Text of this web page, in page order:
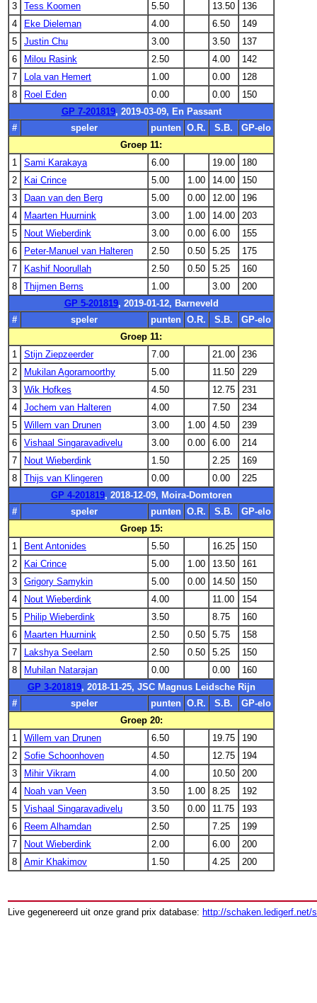
3
Tess Koomen 5.50 13.50
136
4
Eke Dieleman 4.00 6.50
149
5
Justin Chu 3.00 3.50
137
6
Milou Rasink 2.50 4.00
142
7
Lola van Hemert 1.00 0.00
128
8
Roel Eden 0.00 0.00
150
GP 7-201819, 2019-03-09, En Passant
#
speler punten O.R. S.B.
GP-elo
Groep 11:
1
Sami Karakaya 6.00 19.00
180
2
Kai Crince 5.00 1.00 14.00
150
3
Daan van den Berg 5.00 0.00 12.00
196
4
Maarten Huurnink 3.00 1.00 14.00
203
5
Nout Wieberdink 3.00 0.00 6.00
155
6
Peter-Manuel van Halteren 2.50 0.50 5.25
175
7
Kashif Noorullah 2.50 0.50 5.25
160
8
Thijmen Berns 1.00 3.00
200
GP 5-201819, 2019-01-12, Barneveld
#
speler punten O.R. S.B.
GP-elo
Groep 11:
1
Stijn Ziepzeerder 7.00 21.00
236
2
Mukilan Agoramoorthy 5.00 11.50
229
3
Wik Hofkes 4.50 12.75
231
4
Jochem van Halteren 4.00 7.50
234
5
Willem van Drunen 3.00 1.00 4.50
239
6
Vishaal Singaravadivelu 3.00 0.00 6.00
214
7
Nout Wieberdink 1.50 2.25
169
8
Thijs van Klingeren 0.00 0.00
225
GP 4-201819, 2018-12-09, Moira-Domtoren
#
speler punten O.R. S.B.
GP-elo
Groep 15:
1
Bent Antonides 5.50 16.25
150
2
Kai Crince 5.00 1.00 13.50
161
3
Grigory Samykin 5.00 0.00 14.50
150
4
Nout Wieberdink 4.00 11.00
154
5
Philip Wieberdink 3.50 8.75
160
6
Maarten Huurnink 2.50 0.50 5.75
158
7
Lakshya Seelam 2.50 0.50 5.25
150
8
Muhilan Natarajan 0.00 0.00
160
GP 3-201819, 2018-11-25, JSC Magnus Leidsche Rijn
#
speler punten O.R. S.B.
GP-elo
Groep 20:
1
Willem van Drunen 6.50 19.75
190
2
Sofie Schoonhoven 4.50 12.75
194
3
Mihir Vikram 4.00 10.50
200
4
Noah van Veen 3.50 1.00 8.25
192
5
Vishaal Singaravadivelu 3.50 0.00 11.75
193
6
Reem Alhamdan 2.50 7.25
199
7
Nout Wieberdink 2.00 6.00
200
8
Amir Khakimov 1.50 4.25 200
Live gegenereerd uit onze grand prix database: http://schaken.ledigerf.net/